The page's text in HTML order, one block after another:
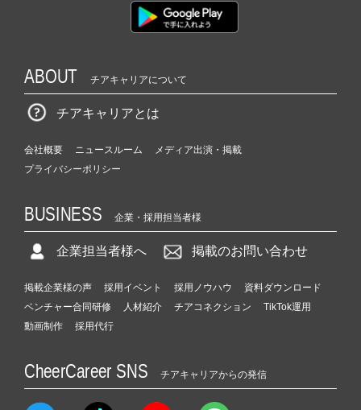
ABOUT チアキャリアについて
チアキャリアとは
会社概要 ニュースルーム
メディア出演・掲載
プライバシーポリシー
BUSINESS 企業・採用担当者様
企業担当者様へ 掲載のお問い合わせ
掲載企業様の声 採用イベント 採用ノウハウ
資料ダウンロード
ベンチャー合同研修
人材紹介 チアコネクション
TikTok運用
動画制作
採用代行
CheerCareer SNS チアキャリアからの発信